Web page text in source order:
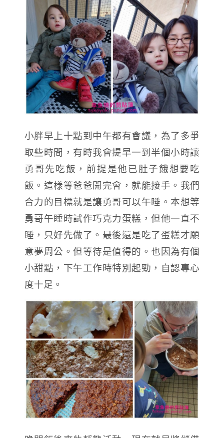
小胖早上十點到中午都有會議，為了多爭
取些時間，有時我會提早一到半個小時讓
勇哥先吃飯，前提是他已肚子餓想要吃
飯。這樣等爸爸開完會，就能接手。我們
合力的目標就是讓勇哥可以午睡。 本想等
勇哥午睡時試作巧克力蛋糕，但他一直不
睡，只好先做了。最後還是吃了蛋糕才願
意夢周公。但等待是值得的。也因為有個
小甜點，下午工作時特別起勁，自認專心
度十足。